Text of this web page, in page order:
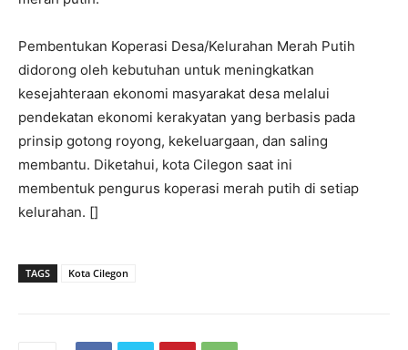
Pembentukan Koperasi Desa/Kelurahan Merah Putih
didorong oleh kebutuhan untuk meningkatkan
kesejahteraan ekonomi masyarakat desa melalui
pendekatan ekonomi kerakyatan yang berbasis pada
prinsip gotong royong, kekeluargaan, dan saling
membantu. Diketahui, kota Cilegon saat ini
membentuk pengurus koperasi merah putih di setiap
kelurahan. []
TAGS Kota Cilegon